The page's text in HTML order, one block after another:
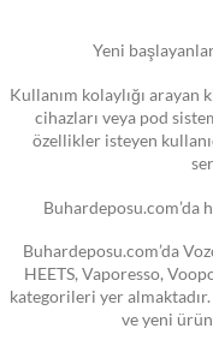
Yeni
Kullanım kolaylığı
cihazları veya pod
özellikler isteyen
Buhardeposu.com’da
Buhardeposu.com’da
HEETS, Vaporesso,
kategorileri yer
ve yeni